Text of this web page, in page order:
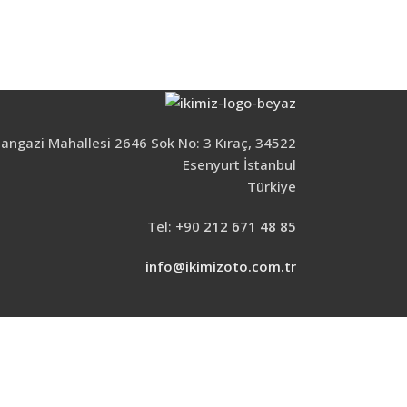
Mahallesi 2646 Sok No: 3 Kıraç, 34522
Esenyurt İstanbul
Türkiye
Tel: +90 212 671 48 85
info@ikimizoto.com.tr